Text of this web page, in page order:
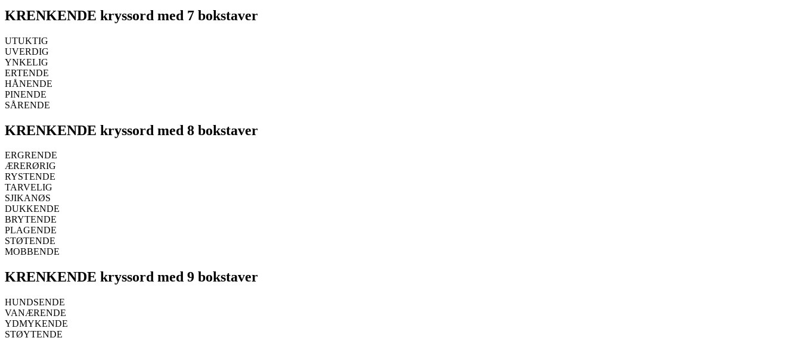
KRENKENDE kryssord med 7 bokstaver
UTUKTIG
UVERDIG
YNKELIG
ERTENDE
HÅNENDE
PINENDE
SÅRENDE
KRENKENDE kryssord med 8 bokstaver
ERGRENDE
ÆRERØRIG
RYSTENDE
TARVELIG
SJIKANØS
DUKKENDE
BRYTENDE
PLAGENDE
STØTENDE
MOBBENDE
KRENKENDE kryssord med 9 bokstaver
HUNDSENDE
VANÆRENDE
YDMYKENDE
STØYTENDE